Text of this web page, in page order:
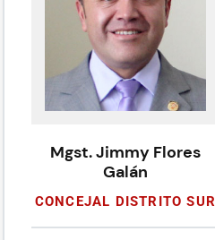
Mgst. Jimmy Flores
Galán
CONCEJAL DISTRITO SUR